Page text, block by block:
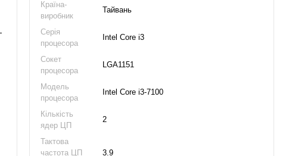
Країна-
виробник
Тайвань
Серія
процесора
Intel Core i3
Сокет
процесора
LGA1151
Модель
процесора
Intel Core i3-7100
Кількість
ядер ЦП
2
Тактова
частота ЦП
3.9